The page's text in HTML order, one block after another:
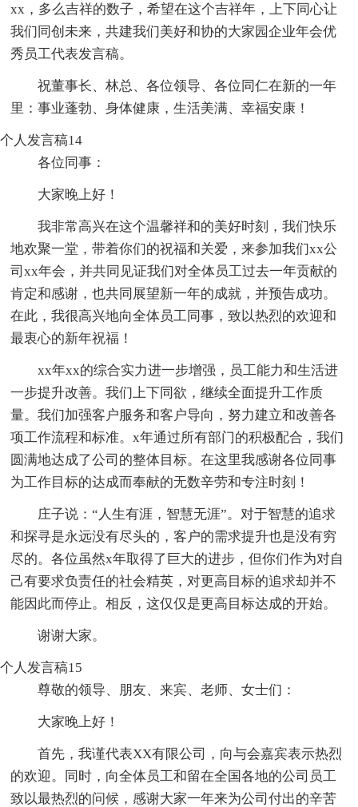
xx，多么吉祥的数子，希望在这个吉祥年，上下同心让
我们同创未来，共建我们美好和协的大家园企业年会优
秀员工代表发言稿。
祝董事长、林总、各位领导、各位同仁在新的一年
里：事业蓬勃、身体健康，生活美满、幸福安康！
个人发言稿14
各位同事：
大家晚上好！
我非常高兴在这个温馨祥和的美好时刻，我们快乐
地欢聚一堂，带着你们的祝福和关爱，来参加我们xx公
司xx年会，并共同见证我们对全体员工过去一年贡献的
肯定和感谢，也共同展望新一年的成就，并预告成功。
在此，我很高兴地向全体员工同事，致以热烈的欢迎和
最衷心的新年祝福！
xx年xx的综合实力进一步增强，员工能力和生活进
一步提升改善。我们上下同欲，继续全面提升工作质
量。我们加强客户服务和客户导向，努力建立和改善各
项工作流程和标准。x年通过所有部门的积极配合，我们
圆满地达成了公司的整体目标。在这里我感谢各位同事
为工作目标的达成而奉献的无数辛劳和专注时刻！
庄子说：“人生有涯，智慧无涯”。对于智慧的追求
和探寻是永远没有尽头的，客户的需求提升也是没有穷
尽的。各位虽然x年取得了巨大的进步，但你们作为对自
己有要求负责任的社会精英，对更高目标的追求却并不
能因此而停止。相反，这仅仅是更高目标达成的开始。
谢谢大家。
个人发言稿15
尊敬的领导、朋友、来宾、老师、女士们：
大家晚上好！
首先，我谨代表XX有限公司，向与会嘉宾表示热烈
的欢迎。同时，向全体员工和留在全国各地的公司员工
致以最热烈的问候，感谢大家一年来为公司付出的辛苦